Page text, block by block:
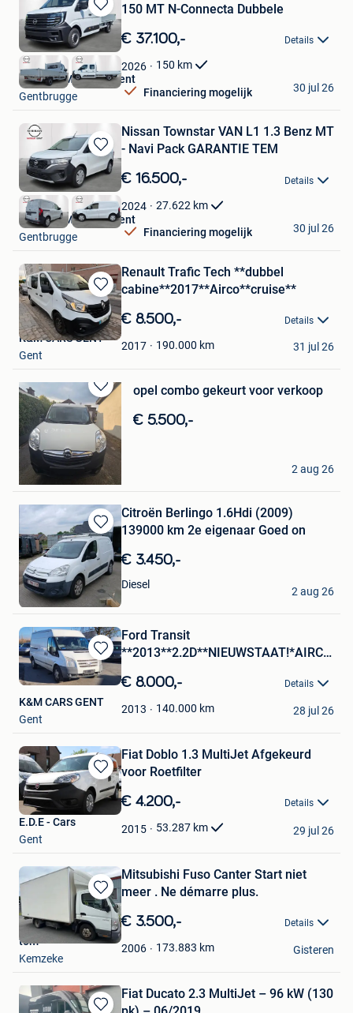
Bewaren
in
Favorieten
150 MT N-Connecta Dubbele
€ 37.100,- Details
2026 150 km
Financiering mogelijk
Nissan GMS Store Gent
Gentbrugge
30 jul 26
Bewaren
in
Mijn
Favorieten
Nissan Townstar VAN L1 1.3 Benz MT
- Navi Pack GARANTIE TEM
€ 16.500,- Details
2024 27.622 km
Financiering mogelijk
Nissan GMS Store Gent
Gentbrugge
30 jul 26
Bewaren
in
Mijn
Favorieten
Renault Trafic Tech **dubbel
cabine**2017**Airco**cruise**
€ 8.500,- Details
2017 190.000 km
K&M CARS GENT
Gent
31 jul 26
Bewaren
in
Mijn
Favorieten
opel combo gekeurt voor verkoop
€ 5.500,-
gentenaar
Gent
2 aug 26
Bewaren
in
Mijn
Favorieten
Citroën Berlingo 1.6Hdi (2009)
139000 km 2e eigenaar Goed on
€ 3.450,-
Diesel
Gentenaar
Gent
2 aug 26
Bewaren
in
Favorieten
Ford Transit
€ 8.000,- Details
2013 140.000 km
K&M CARS GENT
Gent
28 jul 26
Bewaren
in
Mijn
Favorieten
Fiat Doblo 1.3 MultiJet Afgekeurd
voor Roetfilter
€ 4.200,- Details
2015 53.287 km
E.D.E - Cars
Gent
29 jul 26
Bewaren
in
Mijn
Favorieten
Mitsubishi Fuso Canter Start niet
meer . Ne démarre plus.
€ 3.500,- Details
2006 173.883 km
tom
Kemzeke
Gisteren
Fiat Ducato 2.3 MultiJet – 96 kW (130